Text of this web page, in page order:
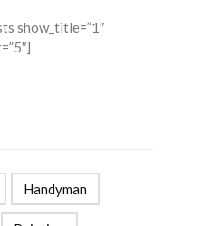
show_title=”1″
Handyman